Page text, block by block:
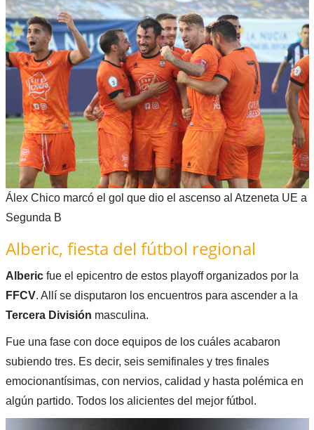
Álex Chico marcó el gol que dio el ascenso al Atzeneta UE a
Segunda B
Alberic, fiesta del fútbol regional
Albericfue el epicentro de estos playoff organizados por la
FFCV. Allí se disputaron los encuentros para ascender a la
Tercera División masculina.
Fue una fase con doce equipos de los cuáles acabaron
subiendo tres. Es decir, seis semifinales y tres finales
emocionantísimas, con nervios, calidad y hasta polémica en
algún partido. Todos los alicientes del mejor fútbol.